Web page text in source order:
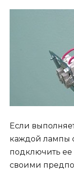
Если
каждой лампы
подключить ее
своими